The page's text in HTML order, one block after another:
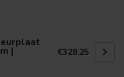
| €328,25